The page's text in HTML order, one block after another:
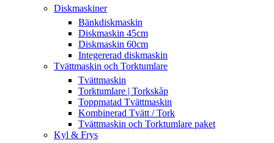
Diskmaskiner
Bänkdiskmaskin
Diskmaskin 45cm
Diskmaskin 60cm
Integererad diskmaskin
Tvättmaskin och Torktumlare
Tvättmaskin
Torktumlare | Torkskåp
Toppmatad Tvättmaskin
Kombinerad Tvätt / Tork
Tvättmaskin och Torktumlare paket
Kyl & Frys